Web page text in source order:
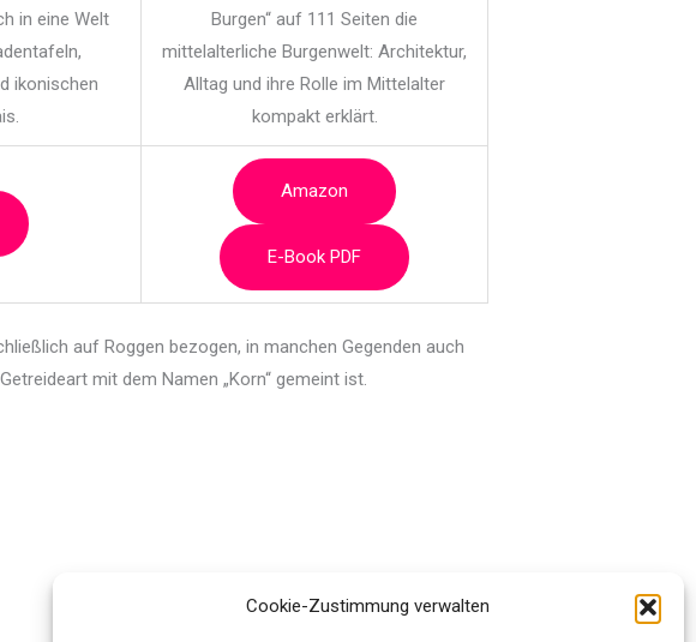
Cookie-Zustimmung verwalten
in eine Welt
ikonischen
Burgen“ auf 111 Seiten die
mittelalterliche Burgenwelt: Architektur,
Alltag und ihre Rolle im Mittelalter
kompakt erklärt.
Amazon
E-Book PDF
auf Roggen bezogen, in manchen Gegenden auch
mit dem Namen „Korn“ gemeint ist.